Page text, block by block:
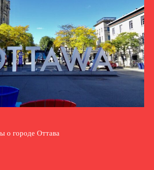
о городе Оттава